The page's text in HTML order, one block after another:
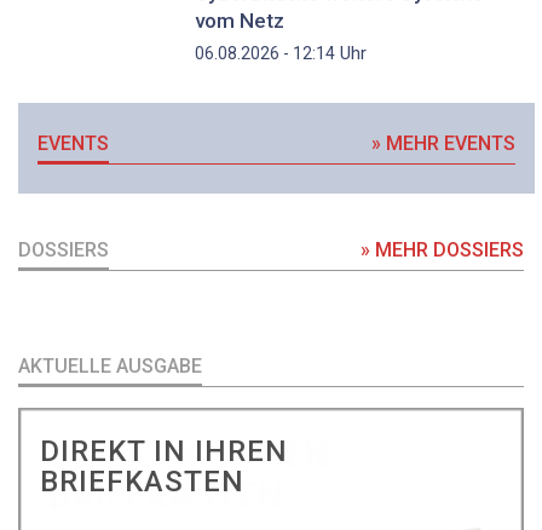
vom Netz
06.08.2026 - 12:14Uhr
EVENTS » MEHR EVENTS
DOSSIERS » MEHR DOSSIERS
AKTUELLE AUSGABE
DIREKT IN IHREN
BRIEFKASTEN